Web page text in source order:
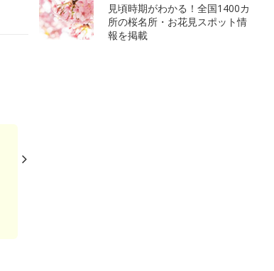
見頃時期がわかる！全国1400カ
所の桜名所・お花見スポット情
報を掲載